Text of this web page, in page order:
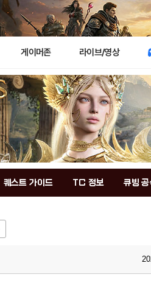
게이머존 라이브/영상
퀘스트 가이드 TC 정보 큐빙 공